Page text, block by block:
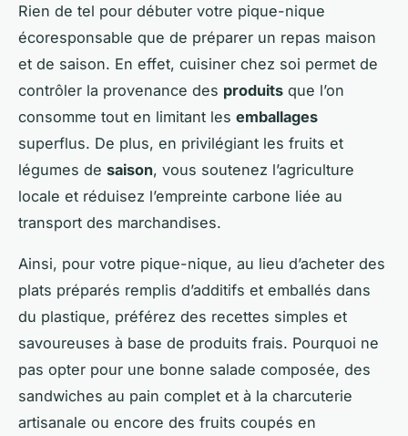
Rien de tel pour débuter votre pique-nique
écoresponsable que de préparer un repas maison
et de saison. En effet, cuisiner chez soi permet de
contrôler la provenance des produits que l’on
consomme tout en limitant les emballages
superflus. De plus, en privilégiant les fruits et
légumes de saison, vous soutenez l’agriculture
locale et réduisez l’empreinte carbone liée au
transport des marchandises.
Ainsi, pour votre pique-nique, au lieu d’acheter des
plats préparés remplis d’additifs et emballés dans
du plastique, préférez des recettes simples et
savoureuses à base de produits frais. Pourquoi ne
pas opter pour une bonne salade composée, des
sandwiches au pain complet et à la charcuterie
artisanale ou encore des fruits coupés en